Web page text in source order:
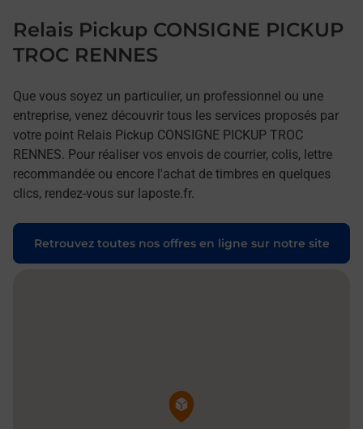
Relais Pickup CONSIGNE PICKUP
TROC RENNES
Que vous soyez un particulier, un professionnel ou une
entreprise, venez découvrir tous les services proposés par
votre point Relais Pickup CONSIGNE PICKUP TROC
RENNES. Pour réaliser vos envois de courrier, colis, lettre
recommandée ou encore l'achat de timbres en quelques
clics, rendez-vous sur laposte.fr.
Retrouvez toutes nos offres en ligne sur notre site
Pin de la carte